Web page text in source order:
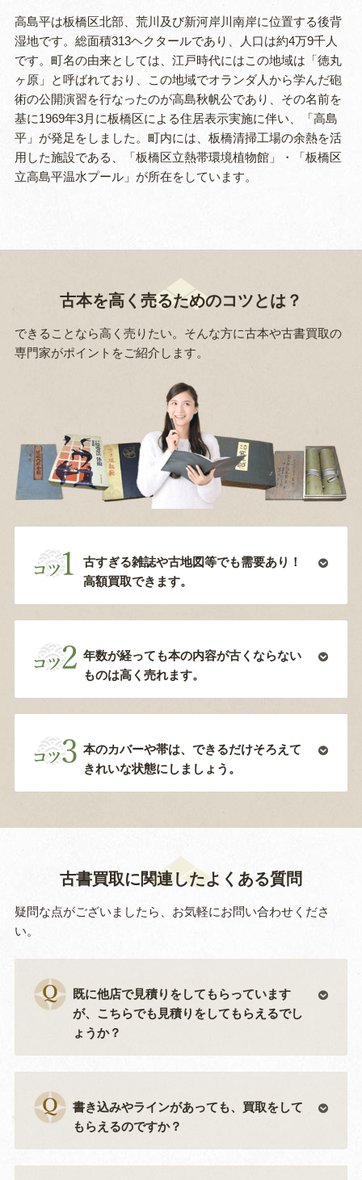
高島平は板橋区北部、荒川及び新河岸川南岸に位置する後背
湿地です。総面積313ヘクタールであり、人口は約4万9千人
です。町名の由来としては、江戸時代にはこの地域は「徳丸
ヶ原」と呼ばれており、この地域でオランダ人から学んだ砲
術の公開演習を行なったのが高島秋帆公であり、その名前を
基に1969年3月に板橋区による住居表示実施に伴い、「高島
平」が発足をしました。町内には、板橋清掃工場の余熱を活
用した施設である、「板橋区立熱帯環境植物館」・「板橋区
立高島平温水プール」が所在をしています。
古本を高く売るためのコツとは？
できることなら高く売りたい。そんな方に古本や古書買取の
専門家がポイントをご紹介します。
古すぎる雑誌や古地図等でも需要あり！
高額買取できます。
年数が経っても本の内容が古くならない
ものは高く売れます。
本のカバーや帯は、できるだけそろえて
きれいな状態にしましょう。
古書買取に関連したよくある質問
疑問な点がございましたら、お気軽にお問い合わせくださ
い。
既に他店で見積りをしてもらっています
が、こちらでも見積りをしてもらえるでし
ょうか？
書き込みやラインがあっても、買取をして
もらえるのですか？